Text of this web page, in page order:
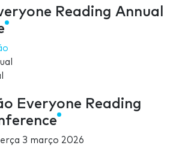
Reading Annual
Everyone Reading
3 março 2026